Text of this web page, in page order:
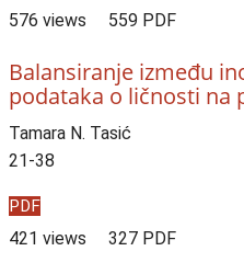
576 views 559 PDF
Balansiranje između
podataka o ličnosti na
Tamara N. Tasić
21-38
PDF
421 views 327 PDF